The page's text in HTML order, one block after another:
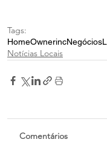
Tags:
HomeOwnerincNegócios
Notícias Locais
Comentários